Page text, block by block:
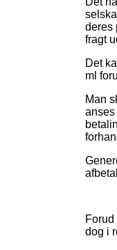
deres
fragt
Det
ml
Man
dog i